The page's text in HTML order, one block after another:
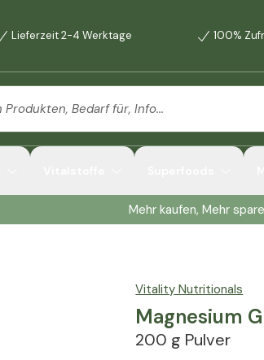
Lieferzeit 2-4 Werktage 100%
Mehr kaufen, Mehr
Vitality Nutritionals
Magnesium
200 g Pulver